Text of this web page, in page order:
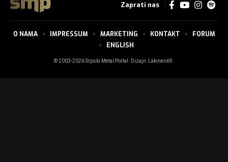
Zaprati nas
© 2003-2026 Srpski Metal Portal. Dizajn: Lakinen69.
O NAMA IMPRESSUM MARKETING KONTAKT
FORUM
ENGLISH